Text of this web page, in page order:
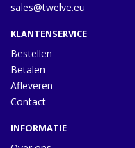
sales@twelve.eu
KLANTENSERVICE
Bestellen
Betalen
Afleveren
Contact
INFORMATIE